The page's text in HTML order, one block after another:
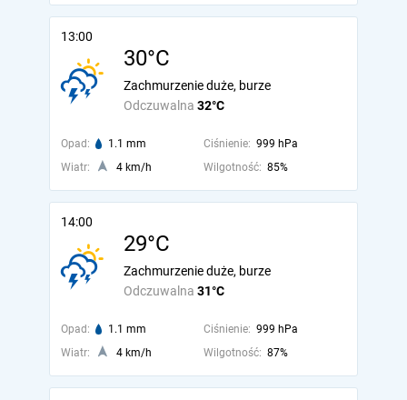
13:00
30°C
Odczuwalna 32°C
Zachmurzenie duże, burze
Opad: 1.1 mm Ciśnienie: 999 hPa
Wiatr:
4 km/h Wilgotność: 85%
14:00
29°C
Odczuwalna 31°C
Zachmurzenie duże, burze
Opad: 1.1 mm Ciśnienie: 999 hPa
Wiatr:
4 km/h Wilgotność: 87%